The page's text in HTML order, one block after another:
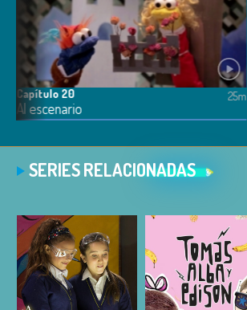
Capítulo 20
Al escenario
25m
SERIES RELACIONADAS